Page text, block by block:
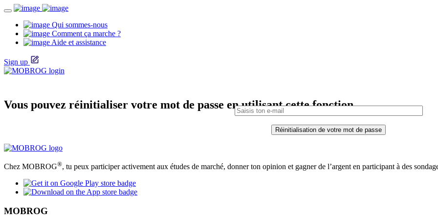
Qui sommes-nous
Comment ça marche ?
Aide et assistance
Sign up
Vous pouvez réinitialiser votre mot de passe en utilisant cette fonction.
Chez MOBROG®, tu peux participer activement aux études de marché, donner ton opinion et gagner de l’argent en participant à des
MOBROG